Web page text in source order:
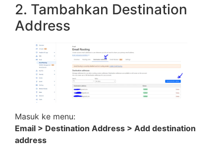
2. Tambahkan Destination
Address
Masuk ke menu:
Email > Destination Address > Add destination
address